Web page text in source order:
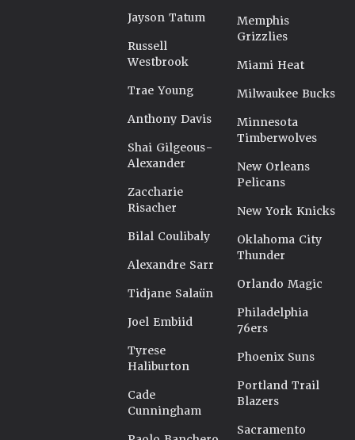
Jayson Tatum
Russell
Westbrook
Trae Young
Anthony Davis
Shai Gilgeous-
Alexander
Zaccharie
Risacher
Bilal Coulibaly
Alexandre Sarr
Tidjane Salaün
Joel Embiid
Tyrese
Haliburton
Cade
Cunningham
Memphis
Grizzlies
Miami Heat
Milwaukee Bucks
Minnesota
Timberwolves
New Orleans
Pelicans
New York Knicks
Oklahoma City
Thunder
Orlando Magic
Philadelphia
76ers
Phoenix Suns
Portland Trail
Blazers
Sacramento